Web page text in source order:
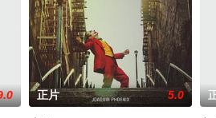
正片 5.0